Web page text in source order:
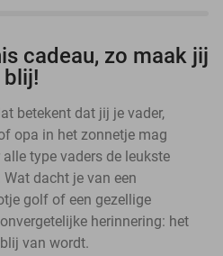
cadeau, zo maak jij
blij!
betekent dat jij je vader,
opa in het zonnetje mag
type vaders de leukste
dacht je van een
golf of een gezellige
herinnering: het
van wordt.